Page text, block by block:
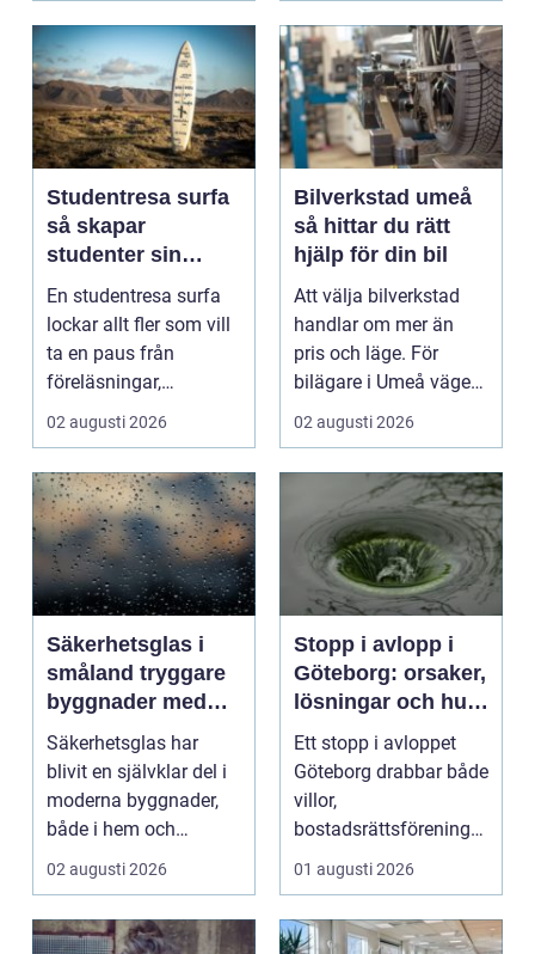
Studentresa surfa
så skapar
studenter sin
ultimata paus från
plugget
En studentresa surfa
lockar allt fler som vill
ta en paus från
föreläsningar,
tentaplugg och sena
02 augusti 2026
Bilverkstad umeå
så hittar du rätt
hjälp för din bil
Att välja bilverkstad
handlar om mer än
pris och läge. För
bilägare i Umeå väger
trygghet, tillgängl...
02 augusti 2026
Säkerhetsglas i
småland tryggare
byggnader med
smarta
glaslösningar
Säkerhetsglas har
blivit en självklar del i
moderna byggnader,
både i hem och
offentliga miljöer. I ...
02 augusti 2026
Stopp i avlopp i
Göteborg: orsaker,
lösningar och hur
problem kan
undvikas
Ett stopp i avloppet
Göteborg drabbar både
villor,
bostadsrättsföreningar
och h...
01 augusti 2026